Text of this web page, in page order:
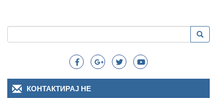
Search
Пребарување
КОНТАКТИРАЈ НЕ